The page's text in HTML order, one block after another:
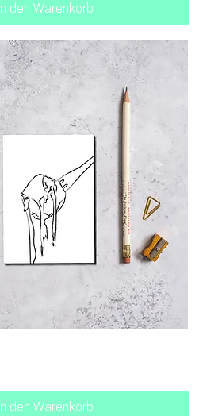
In den Warenkorb
In den Warenkorb